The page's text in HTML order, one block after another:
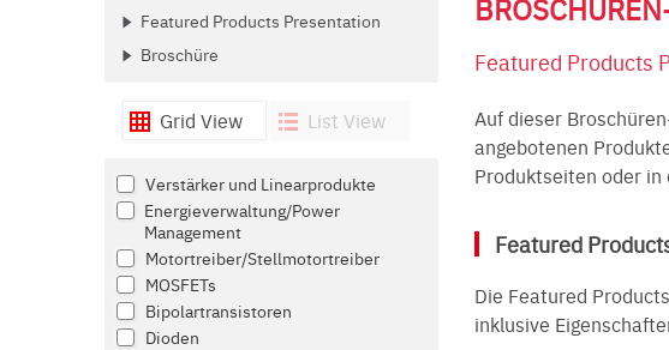
Featured Products Presentation
Broschüre
Grid View List View
Verstärker und Linearprodukte
Energieverwaltung/Power
Management
Motortreiber/Stellmotortreiber
MOSFETs
Bipolartransistoren
Dioden
Featured Products
Auf dieser
angebotenen
Produktseiten oder
Featured
Die Featured
inklusive